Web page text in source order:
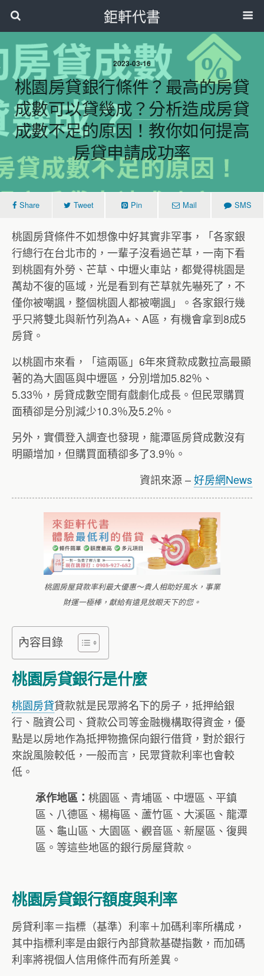
鉅軒代書
2023-03-16
桃園房貸銀行條件？最高的房貸
成數可以貸幾成？分析造成房貸
成數不足的原因！教你如何提高
房貸申請成功率
Share Tweet Pin Mail SMS
桃園房貸條件不如想像中好其實非罕事，「各家銀
行總行在台北市的，一輩子沒看過芒草，一南下看
到桃園有外勞、芒草、中壢火車站，都覺得桃園是
萬劫不復的區域，光是看到有芒草就先嚇死了，不
僅你被嘲諷，整個桃園人都被嘲諷」。各家銀行幾
乎只將雙北與新竹列為A+、A區，有機會拿到8成5
房貸。
以桃園市來看，「這兩區」6年來貸款成數拉高最顯
著的為大園區與中壢區，分別增加5.82％、
5.33％，房貸成數空間有戲劇化成長。但民眾購買
面積卻是分別減少10.3％及5.2％。
另外，實價登入調查也發現，龍潭區房貸成數沒有
明顯增加，但購買面積卻多了3.9％。
資訊來源 –好房網News
桃園房屋貸款率利最大優惠～貴人相助好風水，事業
財運一極棒，獻給有遠見放眼天下的您。
內容目錄
桃園房貸銀行是什麼
桃園房貸貸款就是民眾將名下的房子，抵押給銀
行、融資公司、貸款公司等金融機構取得資金，優
點是以房地作為抵押物擔保向銀行借貸，對於銀行
來說風險較低，一般而言，民眾貸款利率也會較
低。
承作地區： 桃園區、青埔區、中壢區、平鎮
區、八德區、楊梅區、蘆竹區、大溪區、龍潭
區、龜山區、大園區、觀音區、新屋區、復興
區。等這些地區的銀行房屋貸款。
桃園房貸銀行額度與利率
房貸利率＝指標（基準）利率＋加碼利率所構成，
其中指標利率是由銀行內部貸款基礎指數，而加碼
利率將視個人信用條件而有所差異。